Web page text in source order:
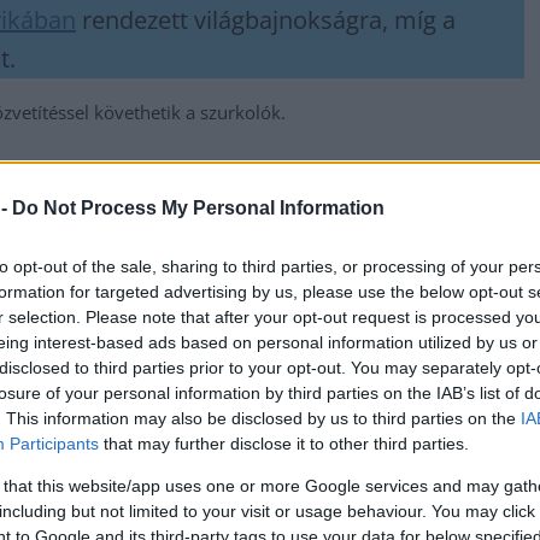
Do Not Process My Personal Information
opt-out of the sale, sharing to third parties, or processing of your
for targeted advertising by us, please use the below opt-out
selection. Please note that after your opt-out request is processed
interest-based ads based on personal information utilized by us
to third parties prior to your opt-out. You may separately
of your personal information by third parties on the IAB’s list of
This information may also be disclosed by us to third parties on the
Participants that may further disclose it to other third parties.
that this website/app uses one or more Google services and may
but not limited to your visit or usage behaviour. You may
to Google and its third-party tags to use your data for below
rendezett világbajnokságra, míg a
követhetik a szurkolók.
elkerülné a propagandát, iratkozzon fel hírlevelünkre
, Világbajnoki selejtező
Szarvasgomba és családi programok a rendvédelmi
napon Szolnokon